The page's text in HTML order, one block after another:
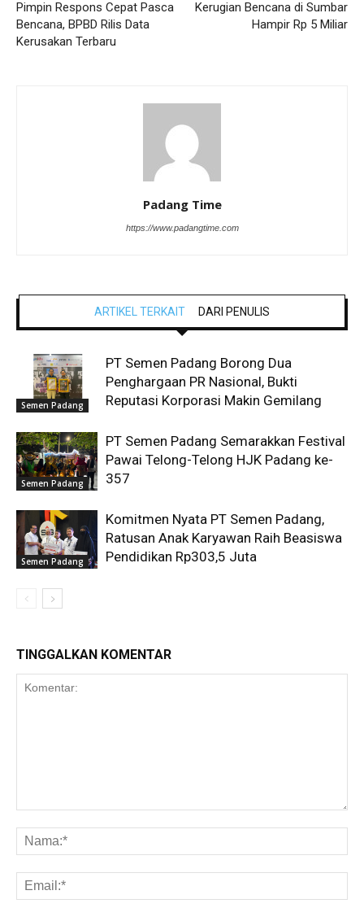
Pimpin Respons Cepat Pasca
Bencana, BPBD Rilis Data
Kerusakan Terbaru
Kerugian Bencana di Sumbar
Hampir Rp 5 Miliar
Padang Time
https://www.padangtime.com
ARTIKEL TERKAIT DARI PENULIS
Semen Padang
PT Semen Padang Borong Dua
Penghargaan PR Nasional, Bukti
Reputasi Korporasi Makin Gemilang
Semen Padang
PT Semen Padang Semarakkan Festival
Pawai Telong-Telong HJK Padang ke-
357
Semen Padang
Komitmen Nyata PT Semen Padang,
Ratusan Anak Karyawan Raih Beasiswa
Pendidikan Rp303,5 Juta
TINGGALKAN KOMENTAR